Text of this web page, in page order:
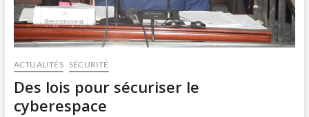
ACTUALITÉS SÉCURITÉ
Des lois pour sécuriser le
cyberespace